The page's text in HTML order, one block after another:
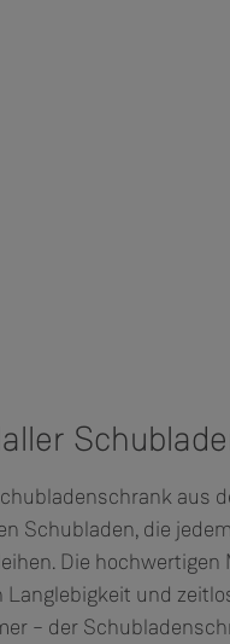
aus
Schubladen, die
Die
Langlebigkeit und
– der